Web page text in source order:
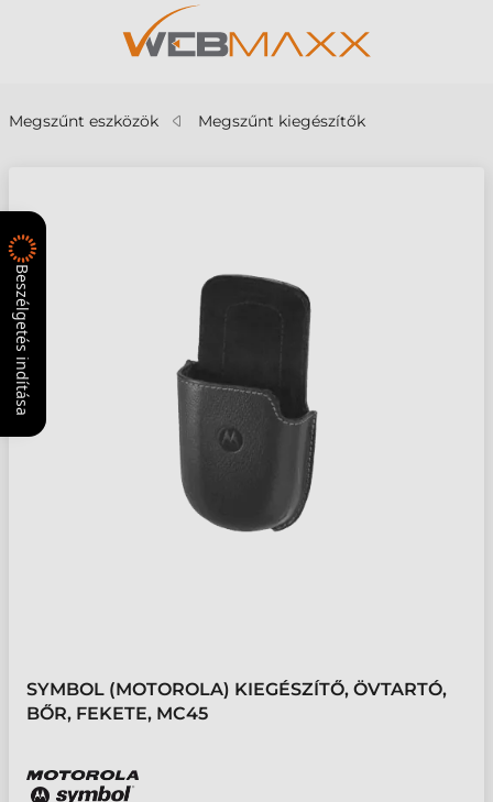
Megszűnt eszközök Megszűnt kiegészítők
SYMBOL (MOTOROLA) KIEGÉSZÍTŐ, ÖVTARTÓ,
BŐR, FEKETE, MC45
Beszélgetés indítása